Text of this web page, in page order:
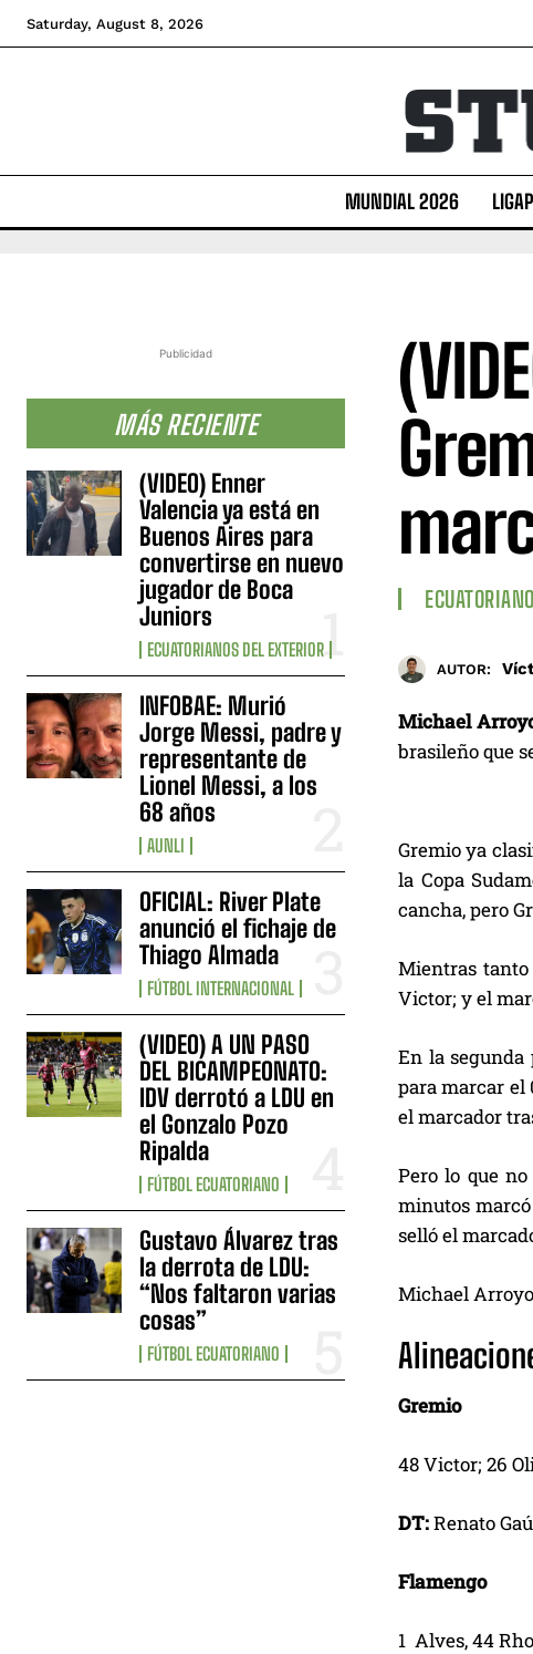
Saturday, August 8, 2026
MUNDIAL 2026
Publicidad
MÁS RECIENTE
(VIDEO) Enner
Valencia ya está en
Buenos Aires para
convertirse en nuevo
jugador de Boca
Juniors
ECUATORIANOS DEL EXTERIOR
INFOBAE: Murió
Jorge Messi, padre y
representante de
Lionel Messi, a los
68 años
AUNLI
OFICIAL: River Plate
anunció el fichaje de
Thiago Almada
FÚTBOL INTERNACIONAL
(VIDEO) A UN PASO
DEL BICAMPEONATO:
IDV derrotó a LDU en
el Gonzalo Pozo
Ripalda
FÚTBOL ECUATORIANO
Gustavo Álvarez tras
la derrota de LDU:
“Nos faltaron varias
cosas”
FÚTBOL ECUATORIANO
AUTOR:
Michael
brasileño que
Gremio ya
la Copa
cancha, pero
Mientras
Victor; y el
En la segunda
para marcar el
el marcador
Pero lo que
minutos
selló el
Michael
Gremio
48 Victor; 26
DT:Renato
Flamengo
1 Alves, 44